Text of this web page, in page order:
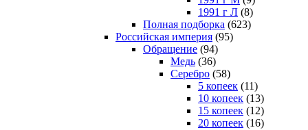
1991 г Л (8)
Полная подборка (623)
Российская империя (95)
Обращение (94)
Медь (36)
Серебро (58)
5 копеек (11)
10 копеек (13)
15 копеек (12)
20 копеек (16)